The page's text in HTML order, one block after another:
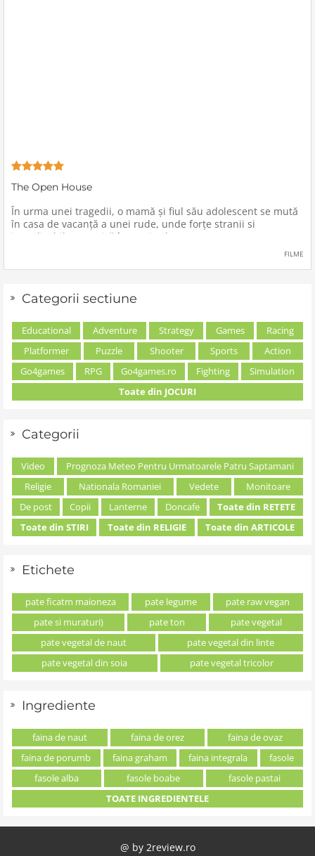
The Open House
În urma unei tragedii, o mamă şi fiul său adolescent se mută
în casa de vacanţă a unei rude, unde forţe stranii si
inexplicabile conspiră împotriva lor.
FILME
Categorii sectiune
Educational Adventure Strategy Games
Racing
Platformer
Puzzle Shooter Sports
Action
Go4games
RPG Go4games.ro Fighting
Simulation
Toate din JOCURI
Categorii
Video
Prognoza Meteo Pentru Urmatoarele Patru Saptamani
Religie
Nationala Romaniei Vedete
Monitoare
De post
Copii Lanterne Doncafe
Toate din RETETE
Toate din STIRI
Toate din RELIGIE Toate din ARTICOLE
Etichete
pate ficatm maioneza pate legume
pate raw vegan
pate si muraturi)
pate ton
pate vegetal
pate vegetal de naut
pate vegetal din linte
pate vegetal din soia
pate vegetal tricolor
Ingrediente
faina de naut faina de orez
faina de ovaz
faina de porumb
faina graham faina integrala
fasole
fasole alba
fasole boabe
fasole pastai
TOATE INGREDIENTELE
@ by 2review.ro